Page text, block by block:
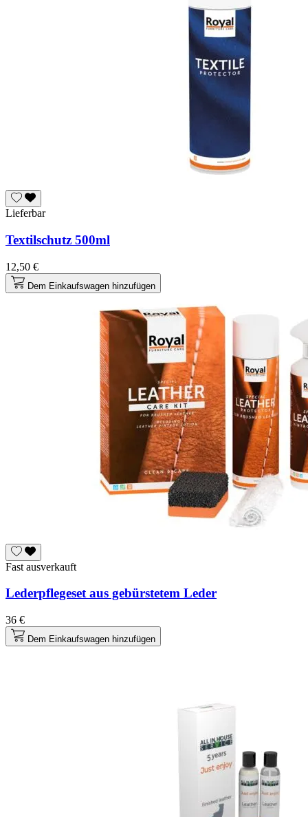
Lieferbar
Textilschutz 500ml
12,50 €
Dem Einkaufswagen hinzufügen
Fast ausverkauft
Lederpflegeset aus gebürstetem Leder
36 €
Dem Einkaufswagen hinzufügen